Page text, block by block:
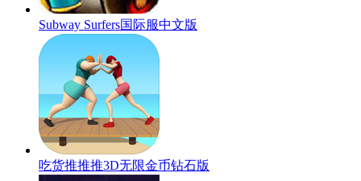
Subway Surfers国际服中文版
吃货推推推3D无限金币钻石版